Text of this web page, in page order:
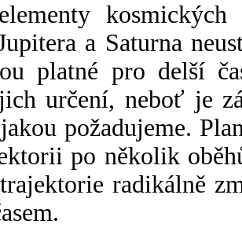
a Saturna
platné pro delší
určení, neboť je
požadujeme.
po několik
radikálně